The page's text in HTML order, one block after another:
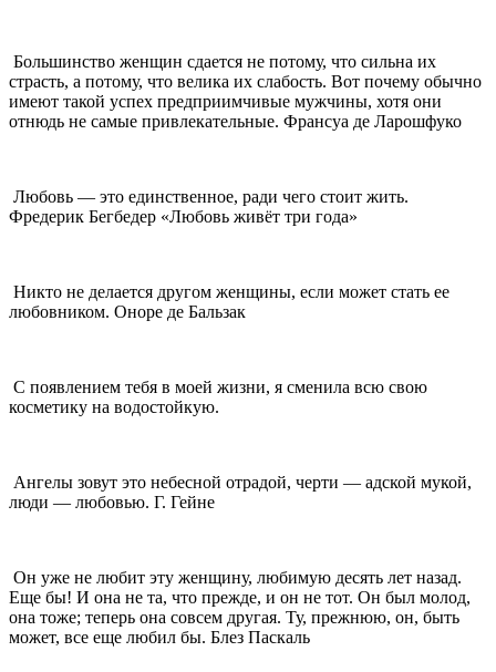
Большинство женщин сдается не потому, что сильна их
страсть, а потому, что велика их слабость. Вот почему обычно
имеют такой успех предприимчивые мужчины, хотя они
отнюдь не самые привлекательные. Франсуа де Ларошфуко
Любовь — это единственное, ради чего стоит жить.
Фредерик Бегбедер «Любовь живёт три года»
Никто не делается другом женщины, если может стать ее
любовником. Оноре де Бальзак
С появлением тебя в моей жизни, я сменила всю свою
косметику на водостойкую.
Ангелы зовут это небесной отрадой, черти — адской мукой,
люди — любовью. Г. Гейне
Он уже не любит эту женщину, любимую десять лет назад.
Еще бы! И она не та, что прежде, и он не тот. Он был молод,
она тоже; теперь она совсем другая. Ту, прежнюю, он, быть
может, все еще любил бы. Блез Паскаль